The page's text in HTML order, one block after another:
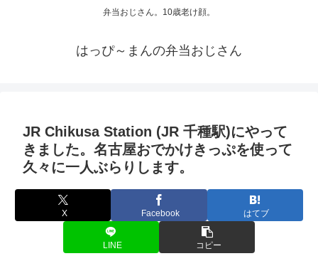
弁当おじさん。10歳老け顔。
はっぴ～まんの弁当おじさん
JR Chikusa Station (JR 千種駅)にやって
きました。名古屋おでかけきっぷを使って
久々に一人ぶらりします。
X Facebook はてブ
LINE コピー